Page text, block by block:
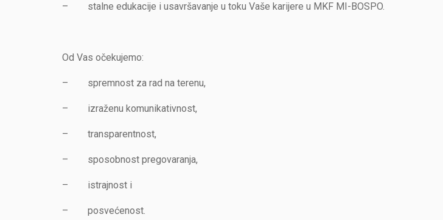
– stalne edukacije i usavršavanje u toku Vaše karijere u MKF MI-BOSPO.
Od Vas očekujemo:
– spremnost za rad na terenu,
– izraženu komunikativnost,
– transparentnost,
– sposobnost pregovaranja,
– istrajnost i
– posvećenost.